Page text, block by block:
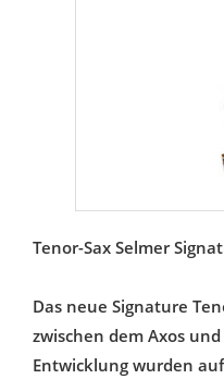
Tenor-Sax Selmer
Das neue Signature
zwischen dem Axos
Entwicklung wurden